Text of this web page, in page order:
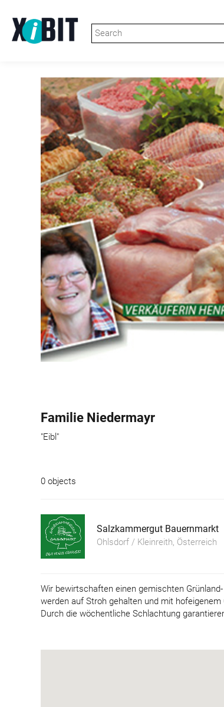
Familie Niedermayr
"Eibl"
0 objects
Salzkammergut Bauernmarkt
Ohlsdorf / Kleinreith, Österreich
Wir bewirtschaften einen gemischten
werden auf Stroh gehalten und mit
Durch die wöchentliche Schlachtung